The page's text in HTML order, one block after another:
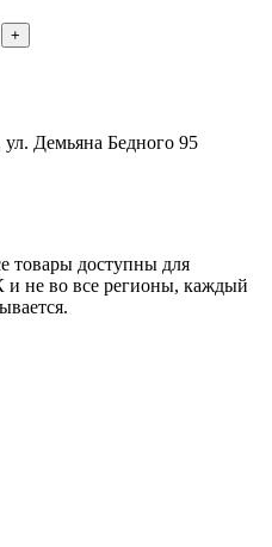
Демьяна Бедного 95
товары доступны для
и не во все регионы, каждый